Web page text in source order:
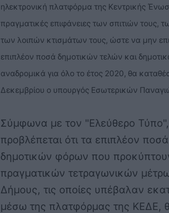
ηλεκτρονική πλατφόρμα της Κεντρικής
πραγματικές επιφάνειες των σπιτιών τους,
των λοιπών κτισμάτων τους, ώστε να μην
επιπλέον ποσά δημοτικών τελών και
αναδρομικά για όλο το έτος 2020, θα
Δεκεμβρίου ο υπουργός Εσωτερικών
Σύμφωνα με τον "Ελεύθερο
προβλέπεται ότι τα επιπλέον
δημοτικών φόρων που
πραγματικών τετραγωνικών
Δήμους, τις οποίες υπέβαλαν
μέσω της πλατφόρμας της ΚΕΔΕ, θ